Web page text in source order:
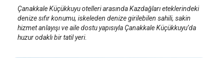
Çanakkale Küçükkuyu otelleri arasında Kazdağları eteklerindeki
denize sıfır konumu, iskeleden denize girilebilen sahili, sakin
hizmet anlayışı ve aile dostu yapısıyla Çanakkale Küçükkuyu’da
huzur odaklı bir tatil yeri.